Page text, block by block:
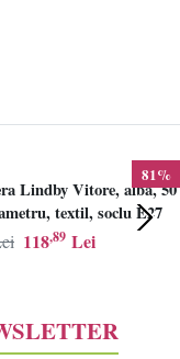
81%
Lindby Vitore, alba, 50
textil, soclu E27
118,89 Lei